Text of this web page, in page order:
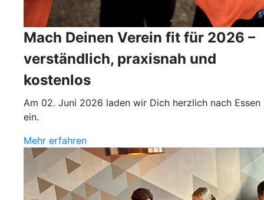
Mach Deinen Verein fit für 2026 –
verständlich, praxisnah und
kostenlos
Am 02. Juni 2026 laden wir Dich herzlich nach Essen
ein.
Mehr erfahren